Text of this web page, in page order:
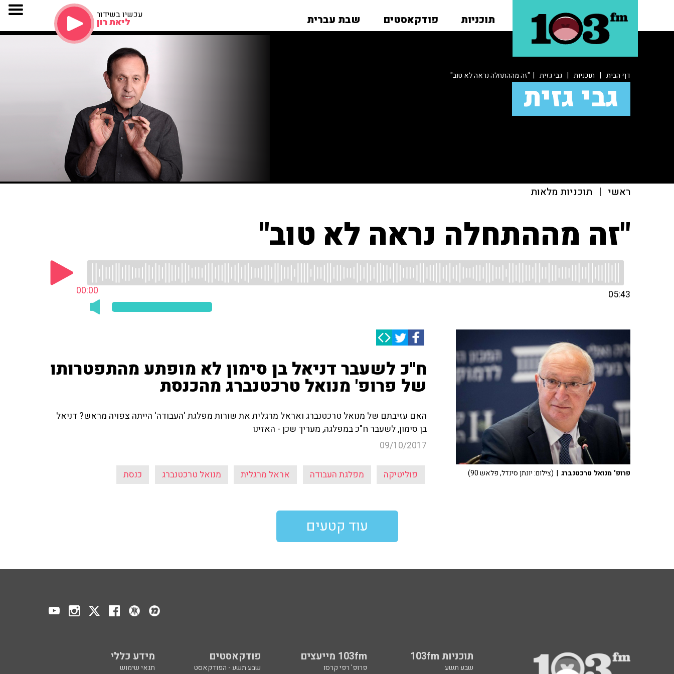
תוכניות פודקאסטים שבת עברית עכשיו בשידור
ליאת רון
דף הבית | תוכניות | גבי גזית | "זה מההתחלה נראה לא טוב"
גבי גזית
ראשי | תוכניות מלאות
"זה מההתחלה נראה לא טוב"
00:00 05:43
ח"כ לשעבר דניאל בן סימון לא מופתע מהתפטרותו
של פרופ' מנואל טרכטנברג מהכנסת
האם עזיבתם של מנואל טרכטנברג ואראל מרגלית את שורות מפלגת 'העבודה' הייתה צפויה מראש? דניאל
בן סימון, לשעבר ח"כ במפלגה, מעריך שכן - האזינו
09/10/2017
פוליטיקה מפלגת העבודה אראל מרגלית מנואל טרכטנברג כנסת פרופ' מנואל טרכטנברג | (צילום: יונתן סינדל, פלאש 90)
עוד קטעים
תוכניות 103fm 103fm מייעצים פודקאסטים מידע כללי
שבע תשע פרופ' רפי קרסו שבע תשע - הפודקאסט
תנאי שימוש